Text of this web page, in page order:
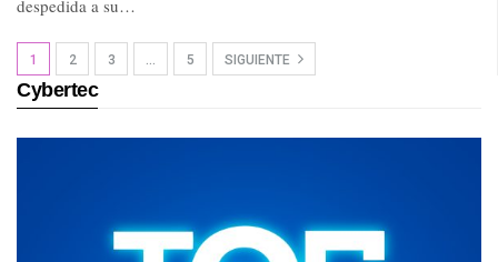
despedida a su…
1 2 3 5 SIGUIENTE
Cybertec